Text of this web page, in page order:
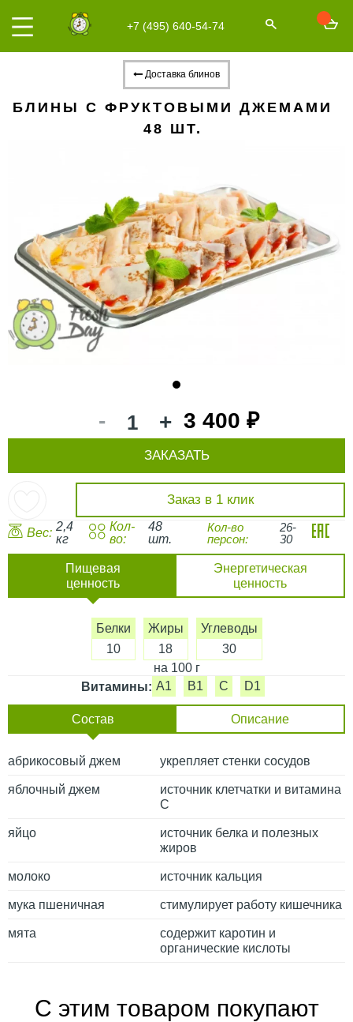
+7 (495) 640-54-74
Доставка блинов
БЛИНЫ С ФРУКТОВЫМИ ДЖЕМАМИ
48 ШТ.
- + 3 400 ₽
Заказ в 1 клик
ЗАКАЗАТЬ
Вес: 2,4
кг
Кол-
во:
48
шт.
Кол-во
персон:
26-
30
Пищевая
ценность
Энергетическая
ценность
Белки
10
Жиры
18
Углеводы
30
на 100 г
Витамины: A1 B1 C D1
Состав Описание
абрикосовый джем укрепляет стенки сосудов
яблочный джем
источник клетчатки и витамина
С
яйцо
источник белка и полезных
жиров
молоко источник кальция
мука пшеничная стимулирует работу кишечника
мята
содержит каротин и
органические кислоты
С этим товаром покупают